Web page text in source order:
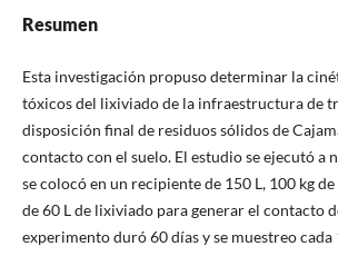
Resumen
Esta investigación propuso determinar la
tóxicos del lixiviado de la infraestructura de
disposición final de residuos sólidos de
contacto con el suelo. El estudio se ejecutó a
se colocó en un recipiente de 150 L, 100 kg
de 60 L de lixiviado para generar el contacto
experimento duró 60 días y se muestreo cada